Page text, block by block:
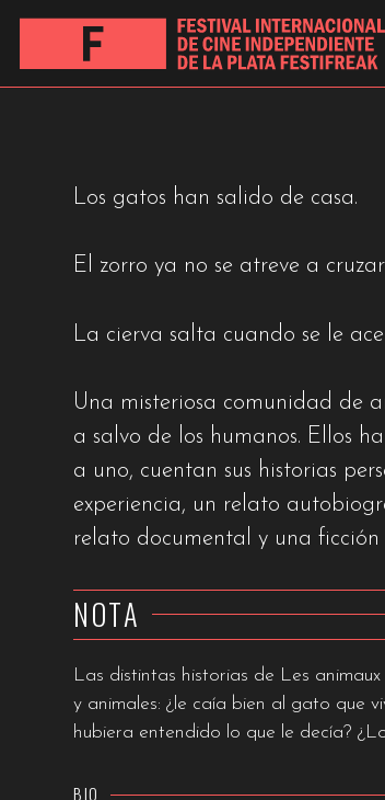
LOS ANIMALES SON MEJORES
Los gatos han salido de casa.
El zorro ya no se atreve a
La cierva salta cuando se le
Una misteriosa comunidad de
a salvo de los humanos. Ellos
a uno, cuentan sus historias
experiencia, un relato
relato documental y una
NOTA
Las distintas historias de Les
y animales: ¿le caía bien al gato que
hubiera entendido lo que le decía?
BIO